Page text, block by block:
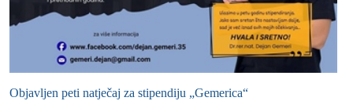
Objavljen peti natječaj za stipendiju „Gemerica“